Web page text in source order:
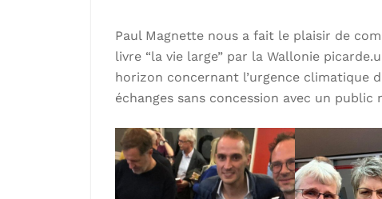
Paul Magnette nous a fait le plaisir de
livre “la vie large” par la Wallonie
horizon concernant l’urgence climatique
échanges sans concession avec un